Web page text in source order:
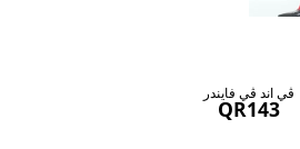
ڤي اند ڤي فايندر
QR143